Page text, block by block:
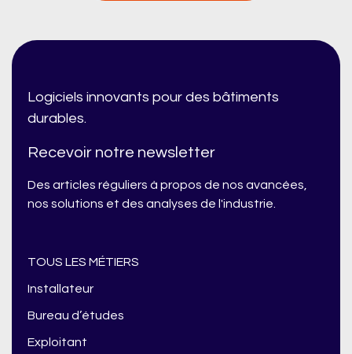
Logiciels innovants pour des bâtiments
durables.
Recevoir notre newsletter
Des articles réguliers à propos de nos avancées,
nos solutions et des analyses de l'industrie.
TOUS LES MÉTIERS
Installateur
Bureau d’études
Exploitant